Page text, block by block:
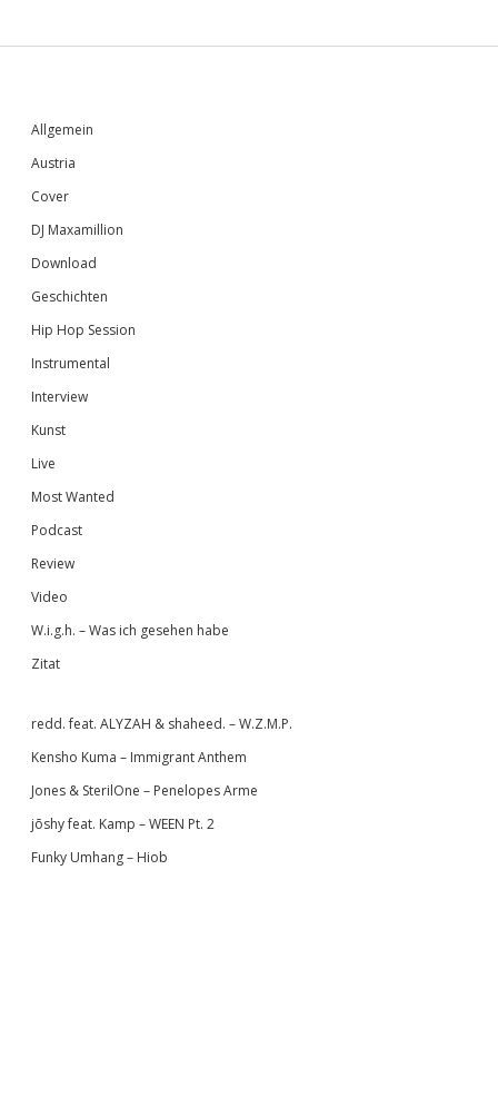
Sidebar
Allgemein
Austria
Cover
DJ Maxamillion
Download
Geschichten
Hip Hop Session
Instrumental
Interview
Kunst
Live
Most Wanted
Podcast
Review
Video
W.i.g.h. – Was ich gesehen habe
Zitat
redd. feat. ALYZAH & shaheed. – W.Z.M.P.
Kensho Kuma – Immigrant Anthem
Jones & SterilOne – Penelopes Arme
jōshy feat. Kamp – WEEN Pt. 2
Funky Umhang – Hiob